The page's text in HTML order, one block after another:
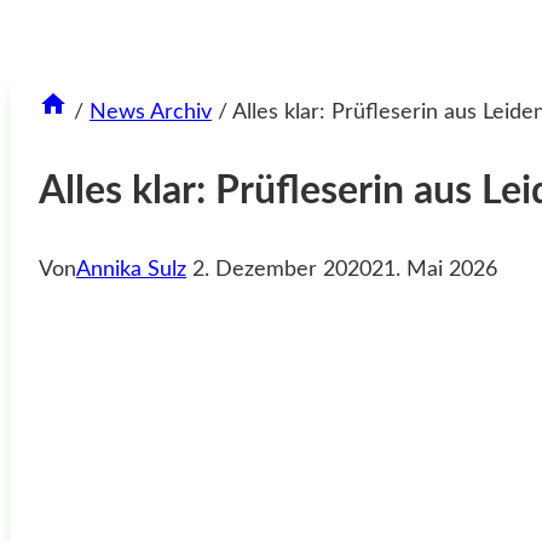
/ News Archiv / Alles klar: Prüfleserin aus
Alles klar: Prüfleserin aus
VonAnnika Sulz 2. Dezember 202021. Mai 2026